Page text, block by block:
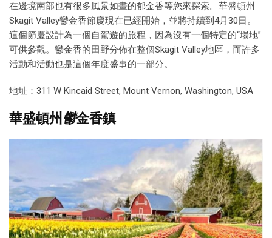
在邊境南部也有很多風景如畫的郁金香等您來探索。華盛頓州
Skagit Valley鬱金香節慶現在已經開始，並將持續到4月30日。
這個節慶設計為一個自駕遊的旅程，因為沒有一個特定的“場地”
可供參觀。鬱金香的田野分佈在整個Skagit Valley地區，而許多
活動和活動也是這個年度盛事的一部分。
地址：311 W Kincaid Street, Mount Vernon, Washington, USA
華盛頓州 鬱金香鎮